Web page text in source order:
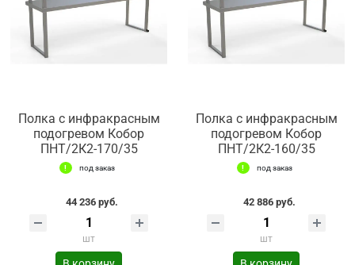
Полка с инфракрасным
подогревом Кобор
ПНТ/2К2-170/35
под заказ
44 236 руб.
шт
Полка с инфракрасным
подогревом Кобор
ПНТ/2К2-160/35
под заказ
42 886 руб.
шт